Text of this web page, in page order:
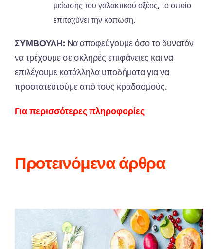
μείωσης του γαλακτικού οξέος, το οποίο
επιταχύνει την κόπωση.
ΣΥΜΒΟΥΛΗ: Nα αποφεύγουμε όσο το δυνατόν
να τρέχουμε σε σκληρές επιφάνειες και να
επιλέγουμε κατάλληλα υποδήματα για να
προστατευτούμε από τους κραδασμούς.
Για περισσότερες πληροφορίες
Προτεινόμενα άρθρα